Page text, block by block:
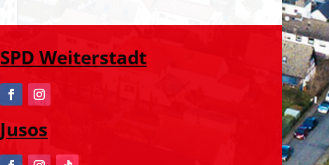
SPD Weiterstadt
Jusos